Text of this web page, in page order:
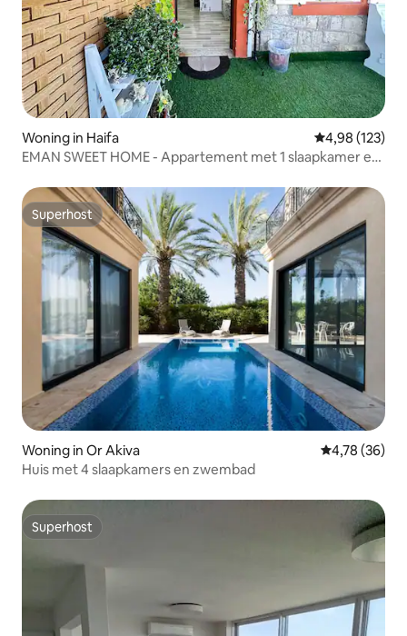
Woning in Haifa Gemiddelde
4,98 (123)
EMAN SWEET HOME - Appartement met 1 slaapkamer en
Superhost
Superhost
Woning in Or Akiva Gemiddelde
4,78 (36)
Huis met 4 slaapkamers en zwembad
Superhost
Superhost